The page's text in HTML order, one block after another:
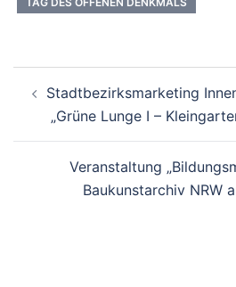
Navigation
Stadtbezirksmarketing
„Grüne Lunge I –
Veranstaltung
Baukunstarchiv NRW